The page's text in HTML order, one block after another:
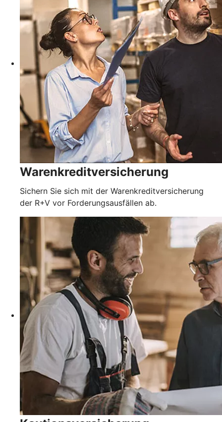
Warenkreditversicherung
Sichern Sie sich mit der Warenkreditversicherung
der R+V vor Forderungsausfällen ab.